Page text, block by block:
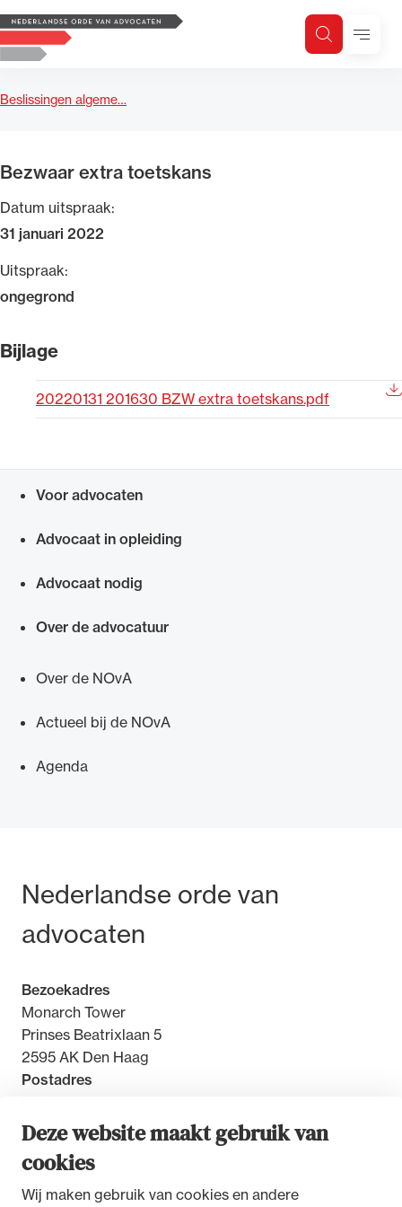
Deze website maakt gebruik van
cookies
Wij maken gebruik van cookies en andere
Logo, to the homepage
ZoekenMenu
Beslissingen algeme…
Bezwaar extra toetskans
Datum uitspraak:
31 januari 2022
Uitspraak:
ongegrond
Bijlage
20220131 201630 BZW extra toetskans.pdf
Voor advocaten
Advocaat in opleiding
Advocaat nodig
Over de advocatuur
Over de NOvA
Actueel bij de NOvA
Agenda
Bezoek- en postadres
Nederlandse orde van
advocaten
Bezoekadres
Monarch Tower
Prinses Beatrixlaan 5
2595 AK Den Haag
Postadres
2500 GW Den Haag
Zoeken
Zoek op trefwoord
advocatuur (Roda).
beroepsuitoefening: van de advocatenpas tot
geheimhoudernummers.